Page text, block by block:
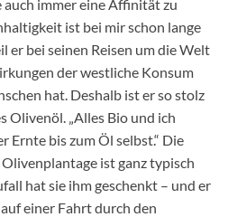
immer eine Affinität zu
ist bei mir schon lange
er bei seinen Reisen um die Welt
der westliche Konsum
hat. Deshalb ist er so stolz
Olivenöl. „Alles Bio und ich
Ernte bis zum Öl selbst.“ Die
ist ganz typisch
hat sie ihm geschenkt – und er
einer Fahrt durch den